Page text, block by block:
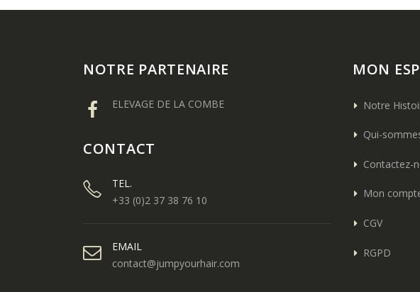
NOTRE PARTENAIRE
ELEVAGE DE LA COMBE
CONTACT
TEL.
+33 (0)2 37 38 76 10
EMAIL
contact@jumpyourhair.com
MON
Notre
Qui-
Contactez-
Mon
CGV
RGPD